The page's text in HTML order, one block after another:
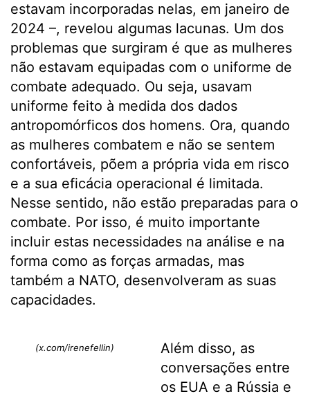
estavam incorporadas nelas, em janeiro de
2024 –, revelou algumas lacunas. Um dos
problemas que surgiram é que as mulheres
não estavam equipadas com o uniforme de
combate adequado. Ou seja, usavam
uniforme feito à medida dos dados
antropomórficos dos homens. Ora, quando
as mulheres combatem e não se sentem
confortáveis, põem a própria vida em risco
e a sua eficácia operacional é limitada.
Nesse sentido, não estão preparadas para o
combate. Por isso, é muito importante
incluir estas necessidades na análise e na
forma como as forças armadas, mas
também a NATO, desenvolveram as suas
capacidades.
(x.com/irenefellin)
Além disso, as
conversações entre
os EUA e a Rússia e